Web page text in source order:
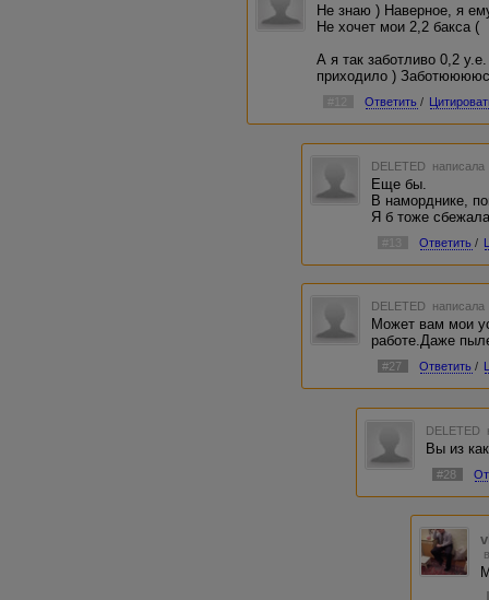
Не знаю ) Наверное, я
Не хочет мои 2,2 бакса (
А я так заботливо 0,2
приходило )
Ответить /
DELETED
Еще бы.
В наморднике,
Я б тоже
#13 Ответить /
DELETED
Может вам мои
работе.Даже
#27 Ответить /
DELETED
Вы из
#28